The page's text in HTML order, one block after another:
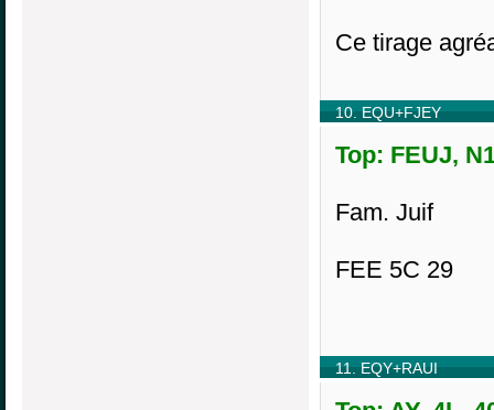
Ce tirage
10. EQU+FJEY
Top: FEUJ,
Fam. Juif
FEE 5C 29
11. EQY+RAUI